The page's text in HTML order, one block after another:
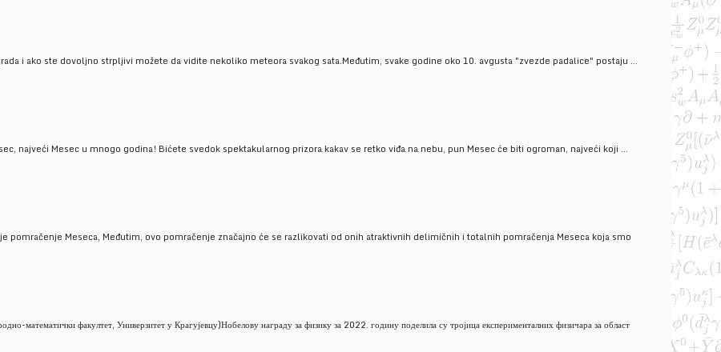
i ako ste dovoljno strpljivi možete da vidite nekoliko meteora svakog sata.Međutim, svake godine oko 10. avgusta "zvezde padalice" postaju ...
najveći Mesec u mnogo godina! Bićete svedok spektakularnog prizora kakav se retko viđa na nebu, pun Mesec će biti ogroman, najveći koji ...
pomračenje Meseca, Međutim, ovo pomračenje značajno će se razlikovati od onih atraktivnih delimičnih i totalnih pomračenja Meseca koja smo
математички факултет, Универзитет у Крагујевцу)Нобелову награду за физику за 2022. годину поделила су тројица експерименталних физичара за област